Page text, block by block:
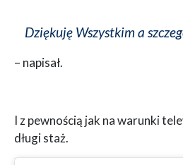
Dziękuję Wszystkim a
– napisał.
I z pewnością jak na warunki
długi staż.